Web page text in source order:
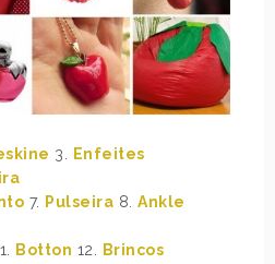
3.
Enfeites
7. Pulseira 8.Ankle
Botton 12.
Brincos